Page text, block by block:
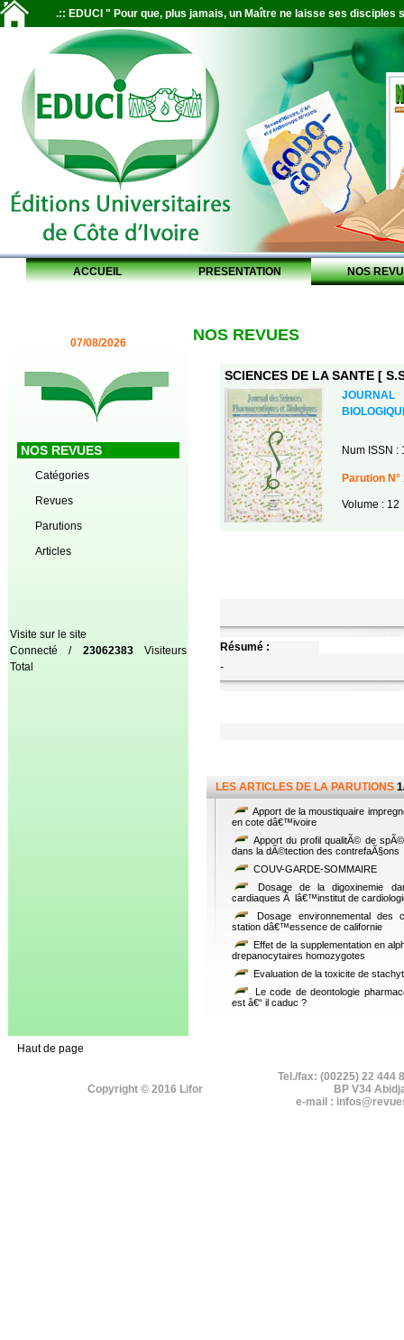
.:: EDUCI " Pour que, plus jamais, un Maître ne laisse ses disciples
ACCUEIL PRESENTATION NOS
07/08/2026
NOS REVUES
Catégories
Revues
Parutions
Articles
Visite sur le site
Connecté / 23062383Visiteurs
Total
NOS REVUES
SCIENCES DE LA SANTE [
JOURNAL
Num ISSN :
Parution N°
Volume : 12
Résumé :
-
LES ARTICLES DE LA PARUTIONS
Apport de la moustiquaire
en cote dâ€™ivoire
Apport du profil qualitÃ© de
dans la dÃ©tection des contrefaÃ§ons
COUV-GARDE-SOMMAIRE
Dosage de la digoxinemie
cardiaques Ã lâ€™institut de
Dosage environnemental des
station dâ€™essence de californie
Effet de la supplementation en
drepanocytaires homozygotes
Evaluation de la toxicite de
Le code de deontologie
est â€“ il caduc ?
Haut de page
Copyright © 2016 Lifor
Tel./fax: (00225) 22 444
BP V34
e-mail :